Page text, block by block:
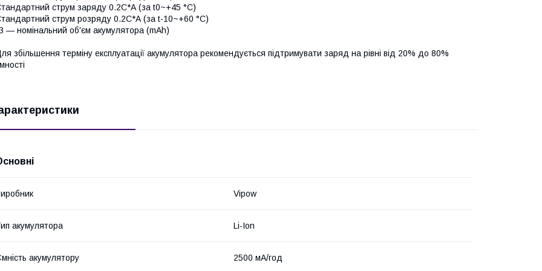
струм заряду 0.2С*А (за t0~+45 °C)
струм розряду 0.2С*А (за t-10~+60 °C)
— номінальний об'єм акумулятора (mAh)
збільшення терміну експлуатації акумулятора рекомендується підтримувати заряд на рівні від 20% до 80%
Vipow
акумулятора Li-Ion
акумулятору 2500 мА/год